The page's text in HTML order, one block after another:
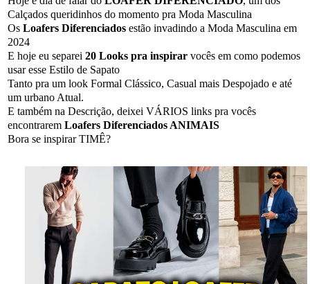
Calçados queridinhos do momento pra Moda Masculina
Os Loafers Diferenciados estão invadindo a Moda Masculina em
2024
E hoje eu separei 20 Looks pra inspirar vocês em como podemos
usar esse Estilo de Sapato
Tanto pra um look Formal Clássico, Casual mais Despojado e até
um urbano Atual.
E também na Descrição, deixei VÁRIOS links pra vocês
encontrarem Loafers Diferenciados ANIMAIS
Bora se inspirar TIMÊ?